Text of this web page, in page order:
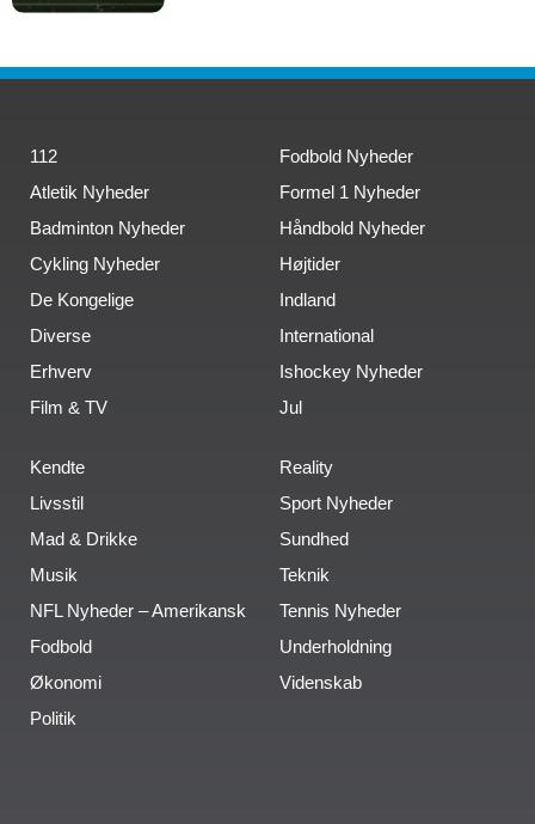
112
Atletik Nyheder
Badminton Nyheder
Cykling Nyheder
De Kongelige
Diverse
Erhverv
Film & TV
Fodbold Nyheder
Formel 1 Nyheder
Håndbold Nyheder
Højtider
Indland
International
Ishockey Nyheder
Jul
Kendte
Livsstil
Mad & Drikke
Musik
NFL Nyheder – Amerikansk
Fodbold
Økonomi
Politik
Reality
Sport Nyheder
Sundhed
Teknik
Tennis Nyheder
Underholdning
Videnskab